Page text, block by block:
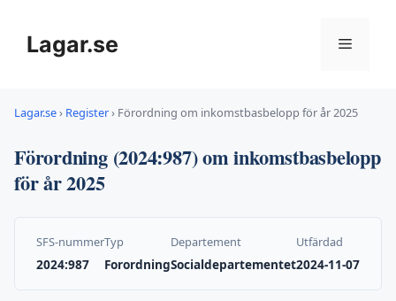
innehållLagar.se Meny
Lagar.se› Register› Förordning om inkomstbasbelopp för år 2025
Förordning (2024:987) om inkomstbasbelopp
för år 2025
SFS-nummer
2024:987
Typ
Forordning
Departement
Socialdepartementet
Utfärdad
2024-11-07